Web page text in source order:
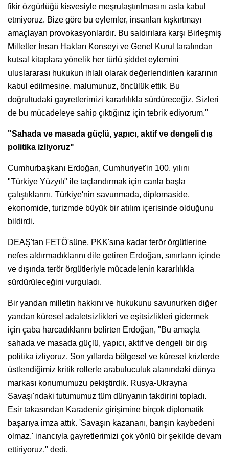
fikir özgürlüğü kisvesiyle meşrulaştırılmasını asla kabul
etmiyoruz. Bize göre bu eylemler, insanları kışkırtmayı
amaçlayan provokasyonlardır. Bu saldırılara karşı Birleşmiş
Milletler İnsan Hakları Konseyi ve Genel Kurul tarafından
kutsal kitaplara yönelik her türlü şiddet eylemini
uluslararası hukukun ihlali olarak değerlendirilen kararının
kabul edilmesine, malumunuz, öncülük ettik. Bu
doğrultudaki gayretlerimizi kararlılıkla sürdüreceğiz. Sizleri
de bu mücadeleye sahip çıktığınız için tebrik ediyorum."
"Sahada ve masada güçlü, yapıcı, aktif ve dengeli dış
politika izliyoruz"
Cumhurbaşkanı Erdoğan, Cumhuriyet'in 100. yılını
"Türkiye Yüzyılı" ile taçlandırmak için canla başla
çalıştıklarını, Türkiye'nin savunmada, diplomaside,
ekonomide, turizmde büyük bir atılım içerisinde olduğunu
bildirdi.
DEAŞ'tan FETÖ'süne, PKK'sına kadar terör örgütlerine
nefes aldırmadıklarını dile getiren Erdoğan, sınırların içinde
ve dışında terör örgütleriyle mücadelenin kararlılıkla
sürdürüleceğini vurguladı.
Bir yandan milletin hakkını ve hukukunu savunurken diğer
yandan küresel adaletsizlikleri ve eşitsizlikleri gidermek
için çaba harcadıklarını belirten Erdoğan, "Bu amaçla
sahada ve masada güçlü, yapıcı, aktif ve dengeli bir dış
politika izliyoruz. Son yıllarda bölgesel ve küresel krizlerde
üstlendiğimiz kritik rollerle arabuluculuk alanındaki dünya
markası konumumuzu pekiştirdik. Rusya-Ukrayna
Savaşı'ndaki tutumumuz tüm dünyanın takdirini topladı.
Esir takasından Karadeniz girişimine birçok diplomatik
başarıya imza attık. 'Savaşın kazananı, barışın kaybedeni
olmaz.' inancıyla gayretlerimizi çok yönlü bir şekilde devam
ettiriyoruz." dedi.